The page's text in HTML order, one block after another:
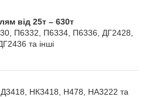
від 25т – 630т
П6332, П6334, П6336, ДГ2428,
та інші
НК3418, Н478, НА3222 та